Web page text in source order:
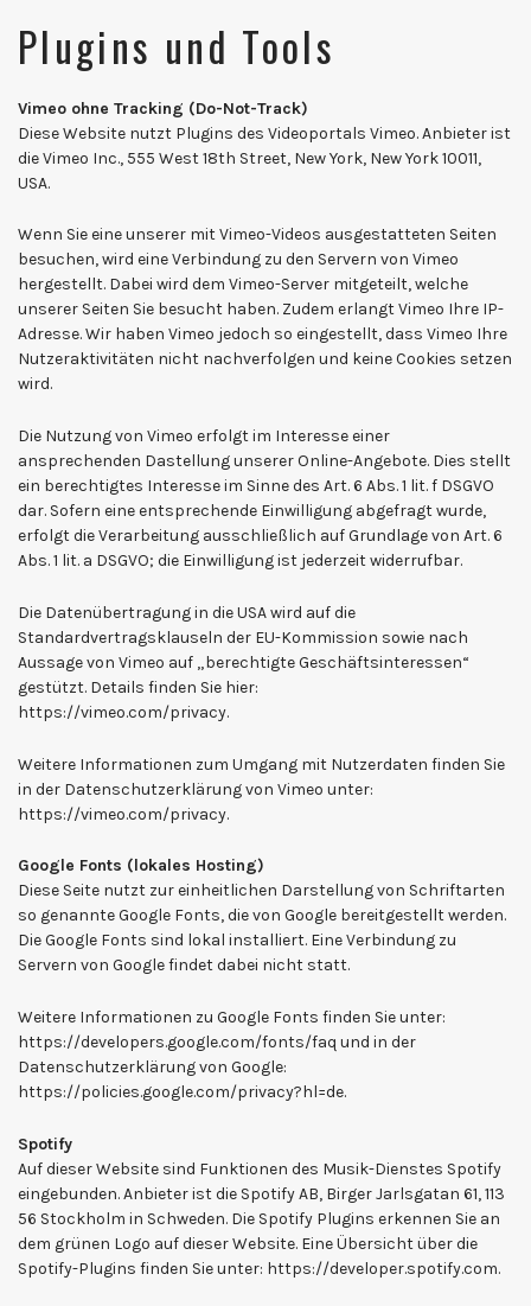
Plugins und Tools
Vimeo ohne Tracking (Do-Not-Track)
Diese Website nutzt Plugins des Videoportals Vimeo. Anbieter ist
die Vimeo Inc., 555 West 18th Street, New York, New York 10011,
USA.
Wenn Sie eine unserer mit Vimeo-Videos ausgestatteten Seiten
besuchen, wird eine Verbindung zu den Servern von Vimeo
hergestellt. Dabei wird dem Vimeo-Server mitgeteilt, welche
unserer Seiten Sie besucht haben. Zudem erlangt Vimeo Ihre IP-
Adresse. Wir haben Vimeo jedoch so eingestellt, dass Vimeo Ihre
Nutzeraktivitäten nicht nachverfolgen und keine Cookies setzen
wird.
Die Nutzung von Vimeo erfolgt im Interesse einer
ansprechenden Dastellung unserer Online-Angebote. Dies stellt
ein berechtigtes Interesse im Sinne des Art. 6 Abs. 1 lit. f DSGVO
dar. Sofern eine entsprechende Einwilligung abgefragt wurde,
erfolgt die Verarbeitung ausschließlich auf Grundlage von Art. 6
Abs. 1 lit. a DSGVO; die Einwilligung ist jederzeit widerrufbar.
Die Datenübertragung in die USA wird auf die
Standardvertragsklauseln der EU-Kommission sowie nach
Aussage von Vimeo auf „berechtigte Geschäftsinteressen“
gestützt. Details finden Sie hier:
https://vimeo.com/privacy.
Weitere Informationen zum Umgang mit Nutzerdaten finden Sie
in der Datenschutzerklärung von Vimeo unter:
https://vimeo.com/privacy.
Google Fonts (lokales Hosting)
Diese Seite nutzt zur einheitlichen Darstellung von Schriftarten
so genannte Google Fonts, die von Google bereitgestellt werden.
Die Google Fonts sind lokal installiert. Eine Verbindung zu
Servern von Google findet dabei nicht statt.
Weitere Informationen zu Google Fonts finden Sie unter:
https://developers.google.com/fonts/faq und in der
Datenschutzerklärung von Google:
https://policies.google.com/privacy?hl=de.
Spotify
Auf dieser Website sind Funktionen des Musik-Dienstes Spotify
eingebunden. Anbieter ist die Spotify AB, Birger Jarlsgatan 61, 113
56 Stockholm in Schweden. Die Spotify Plugins erkennen Sie an
dem grünen Logo auf dieser Website. Eine Übersicht über die
Spotify-Plugins finden Sie unter: https://developer.spotify.com.